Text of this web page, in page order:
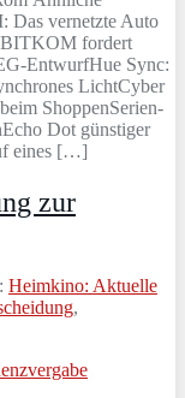
Das vernetzte Auto
fordert
EntwurfHue Sync:
LichtCyber
ShoppenSerien-
Dot günstiger
eines […]
zur
Heimkino: Aktuelle
,